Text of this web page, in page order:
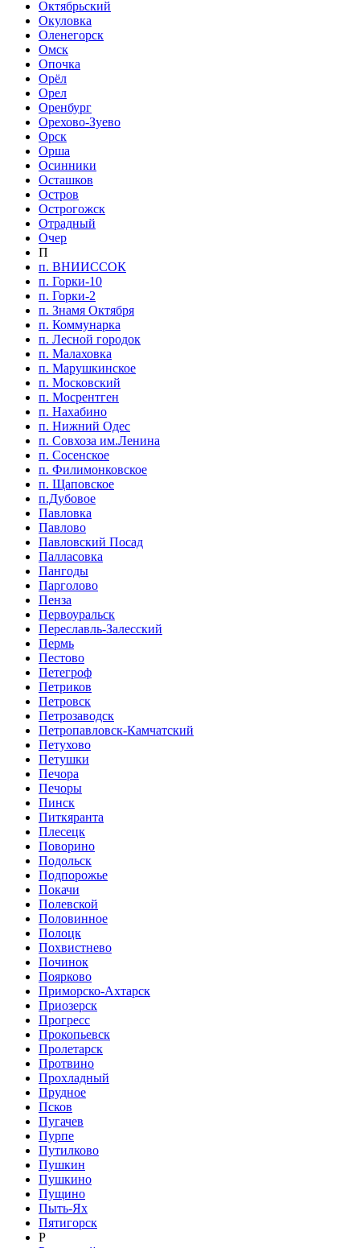
Октябрьский
Окуловка
Оленегорск
Омск
Опочка
Орёл
Орел
Оренбург
Орехово-Зуево
Орск
Орша
Осинники
Осташков
Остров
Острогожск
Отрадный
Очер
П
п. ВНИИССОК
п. Горки-10
п. Горки-2
п. Знамя Октября
п. Коммунарка
п. Лесной городок
п. Малаховка
п. Марушкинское
п. Московский
п. Мосрентген
п. Нахабино
п. Нижний Одес
п. Совхоза им.Ленина
п. Сосенское
п. Филимонковское
п. Щаповское
п.Дубовое
Павловка
Павлово
Павловский Посад
Палласовка
Пангоды
Парголово
Пенза
Первоуральск
Переславль-Залесский
Пермь
Пестово
Петегроф
Петриков
Петровск
Петрозаводск
Петропавловск-Камчатский
Петухово
Петушки
Печора
Печоры
Пинск
Питкяранта
Плесецк
Поворино
Подольск
Подпорожье
Покачи
Полевской
Половинное
Полоцк
Похвистнево
Починок
Поярково
Приморско-Ахтарск
Приозерск
Прогресс
Прокопьевск
Пролетарск
Протвино
Прохладный
Прудное
Псков
Пугачев
Пурпе
Путилково
Пушкин
Пушкино
Пущино
Пыть-Ях
Пятигорск
Р